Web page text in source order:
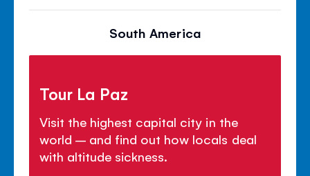
South America
Tour La Paz
Visit the highest capital city in the
world – and find out how locals deal
with altitude sickness.